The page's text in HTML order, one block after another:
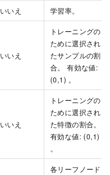
いいえ 学習率。
いいえ
トレーニングの
ために選択され
たサンプルの割
合。 有効な値:
(0,1) 。
いいえ
トレーニングの
ために選択され
た特徴の割合。
有効な値: (0,1)
。
各リーフノード